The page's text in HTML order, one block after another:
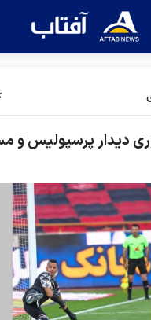
دیدار پرسپولیس و